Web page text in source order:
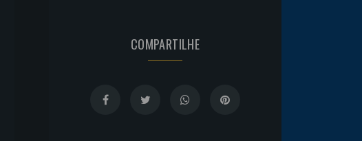
COMPARTILHE